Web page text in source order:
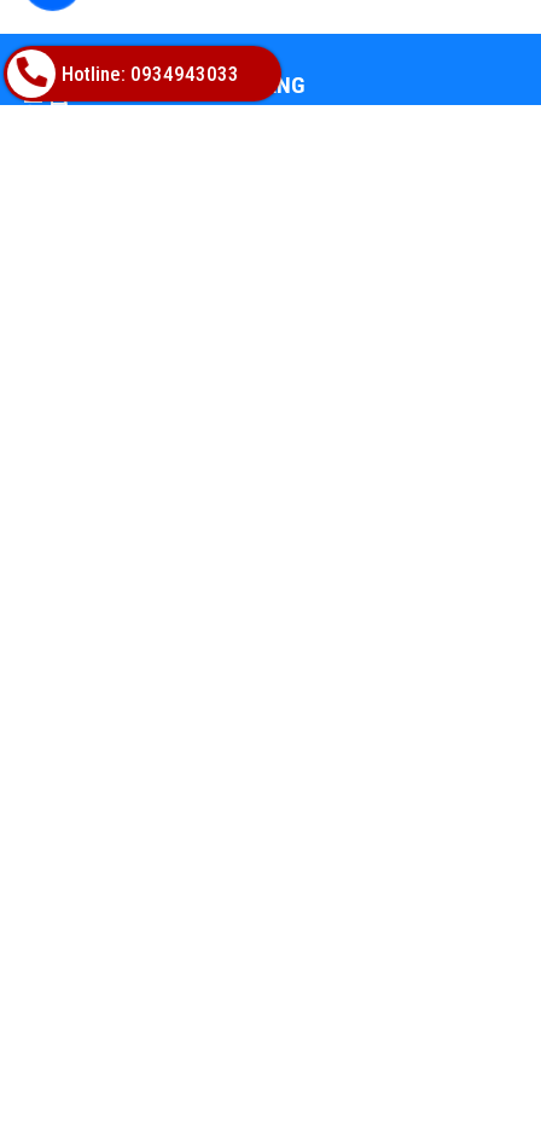
MIỄN PHÍ GIAO HÀNG
Hotline: 0934943033